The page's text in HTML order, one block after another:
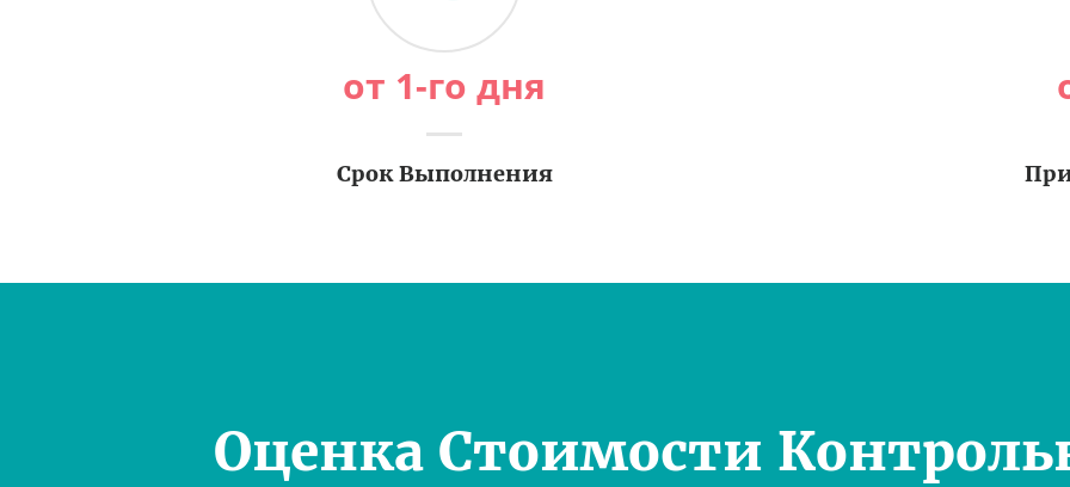
от 1-го дня
Срок Выполнения
Оценка Стоимости